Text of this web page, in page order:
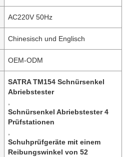
AC220V 50Hz
Chinesisch und Englisch
OEM-ODM
SATRA TM154 Schnürsenkel
Abriebstester
Schnürsenkel Abriebstester 4
Prüfstationen
Schuhprüfgeräte mit einem
Reibungswinkel von 52